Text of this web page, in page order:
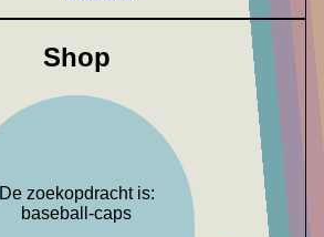
Shop
De zoekopdracht is:
baseball-caps